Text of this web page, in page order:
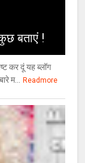
बताएं !
कर दूं यह ब्लॉग
म...
Readmore